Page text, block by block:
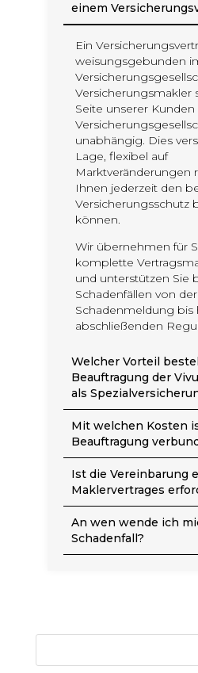
einem
Ein
weisungsgebunden
Versicherungsmakler
Seite unserer
unabhängig. Dies
Lage, flexibel auf
Marktveränderungen
Ihnen jederzeit den
Versicherungsschutz
können.
Wir übernehmen für
komplette
und unterstützen Sie
Schadenfällen von der
Schadenmeldung bis
abschließenden
Welcher Vorteil
Beauftragung der
als
Mit welchen Kosten
Beauftragung
Ist die Vereinbarung
Maklervertrages
An wen wende ich
Schadenfall?